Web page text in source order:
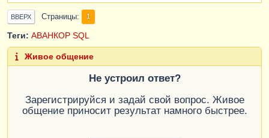
ВВЕРХ Страницы 1
Теги: АВАНКОР SQL
Живое общение
Не устроил ответ?
Зарегистрируйся и задай свой вопрос. Живое
общение приносит результат намного быстрее.